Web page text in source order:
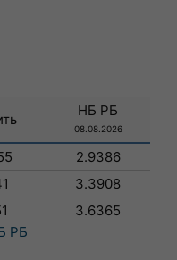
НБ РБ
08.08.2026
2.9386
3.3908
3.6365
РБ